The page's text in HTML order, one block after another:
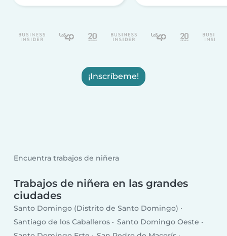
¡Inscríbeme!
Encuentra trabajos de niñera
Trabajos de niñera en las grandes
ciudades
Santo Domingo (Distrito de Santo Domingo)
Santiago de los Caballeros
Santo Domingo Oeste